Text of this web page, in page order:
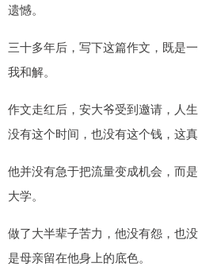
遗憾。
三十多年后，写下这篇作文，既是
我和解。
作文走红后，安大爷受到邀请，人
没有这个时间，也没有这个钱，这
他并没有急于把流量变成机会，而
大学。
做了大半辈子苦力，他没有怨，也
是母亲留在他身上的底色。